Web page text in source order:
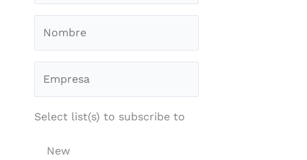
Select list(s) to subscribe to
New